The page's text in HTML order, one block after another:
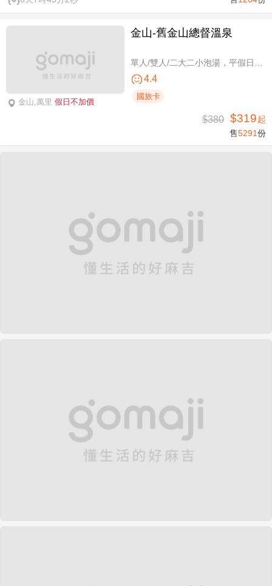
金山,萬里 假日不加價
金山-舊金山總督溫泉
4.4
國旅卡
$380 $319起
售5291份